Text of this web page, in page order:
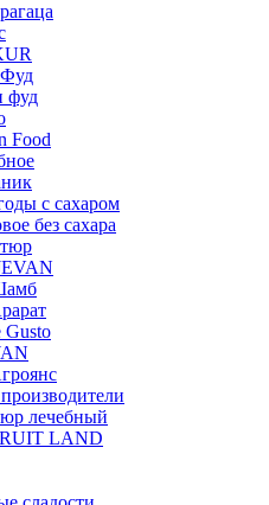
фуд
Food
с сахаром
без сахара
лечебный
LAND